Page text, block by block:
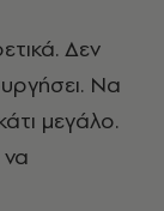
Δεν
Να
μεγάλο.